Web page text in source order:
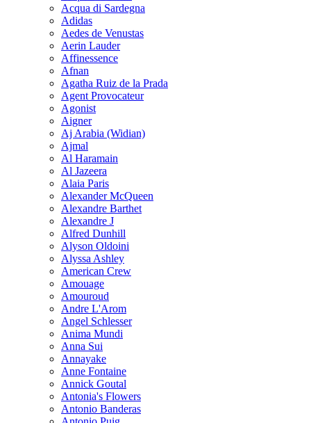
Acqua di Sardegna
Adidas
Aedes de Venustas
Aerin Lauder
Affinessence
Afnan
Agatha Ruiz de la Prada
Agent Provocateur
Agonist
Aigner
Aj Arabia (Widian)
Ajmal
Al Haramain
Al Jazeera
Alaia Paris
Alexander McQueen
Alexandre Barthet
Alexandre J
Alfred Dunhill
Alyson Oldoini
Alyssa Ashley
American Crew
Amouage
Amouroud
Andre L'Arom
Angel Schlesser
Anima Mundi
Anna Sui
Annayake
Anne Fontaine
Annick Goutal
Antonia's Flowers
Antonio Banderas